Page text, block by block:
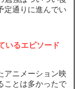
定通りに進んでい
いるエピソード
アニメーション映
ことは多かったで